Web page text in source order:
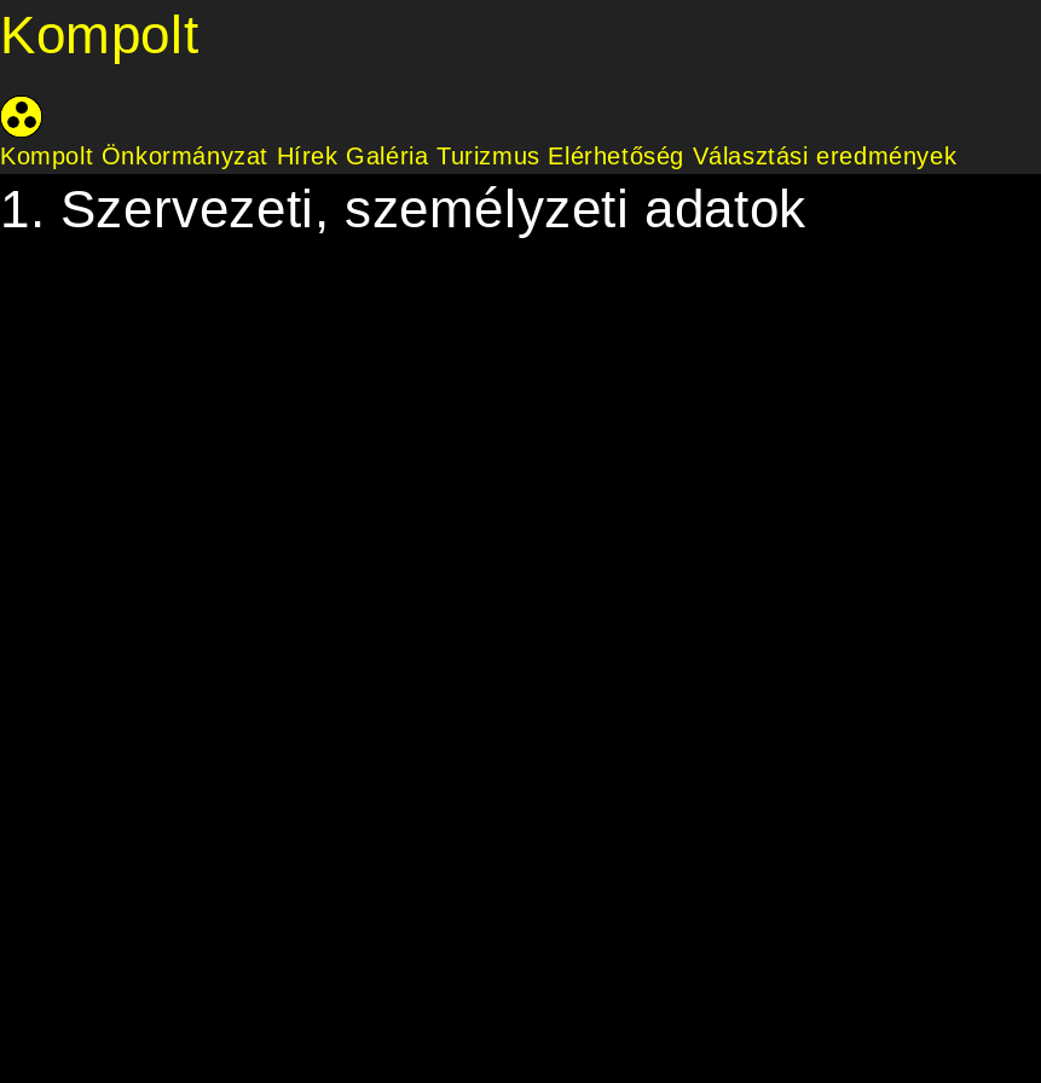
Kompolt
Kompolt Önkormányzat Hírek Galéria Turizmus Elérhetőség Választási eredmények
1. Szervezeti, személyzeti adatok